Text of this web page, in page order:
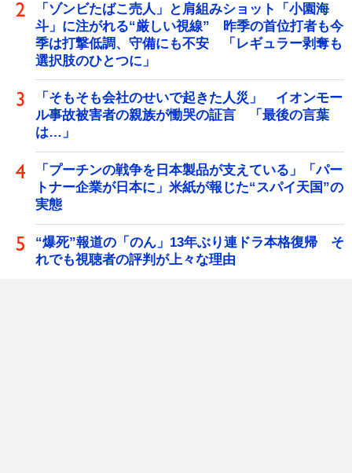
「ゾンビたばこ売人」と肩組みショット「小園海
斗」に注がれる“厳しい視線” 昨季の首位打者も今
季は打撃低調、守備にも不安 「レギュラー剥奪も
選択肢のひとつに」
「そもそも会社のせいで起きた人災」 イオンモー
ル事故被害者の親族が慟哭の証言 「最後の言葉
は…」
「プーチンの戦争を日本製品が支えている」「パー
トナー企業が日本に」米紙が報じた“スパイ天国”の
実態
“爆死”報道の「のん」13年ぶり連ドラ本格復帰 そ
れでも視聴者の評判が上々な理由